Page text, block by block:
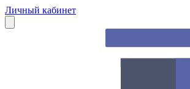
Личный кабинет